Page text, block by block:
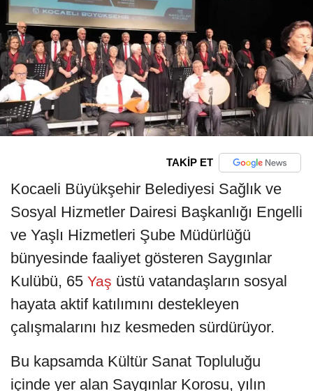
TAKİP ET
Kocaeli Büyükşehir Belediyesi Sağlık ve
Sosyal Hizmetler Dairesi Başkanlığı Engelli
ve Yaşlı Hizmetleri Şube Müdürlüğü
bünyesinde faaliyet gösteren Saygınlar
Kulübü, 65 Yaş üstü vatandaşların sosyal
hayata aktif katılımını destekleyen
çalışmalarını hız kesmeden sürdürüyor.
Bu kapsamda Kültür Sanat Topluluğu
içinde yer alan Saygınlar Korosu, yılın